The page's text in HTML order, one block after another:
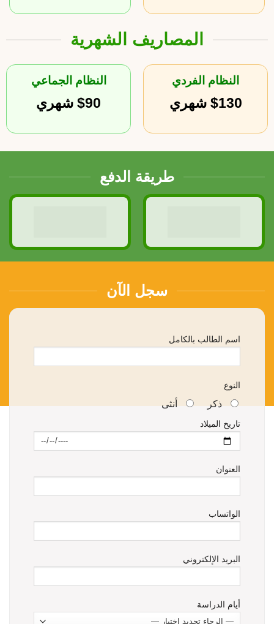
المصاريف الشهرية
النظام الفردي
$130 شهري
النظام الجماعي
$90 شهري
طريقة الدفع
سجل الآن
اسم الطالب بالكامل
النوع
ذكر أنثى
تاريخ الميلاد
العنوان
الواتساب
البريد الإلكتروني
أيام الدراسة